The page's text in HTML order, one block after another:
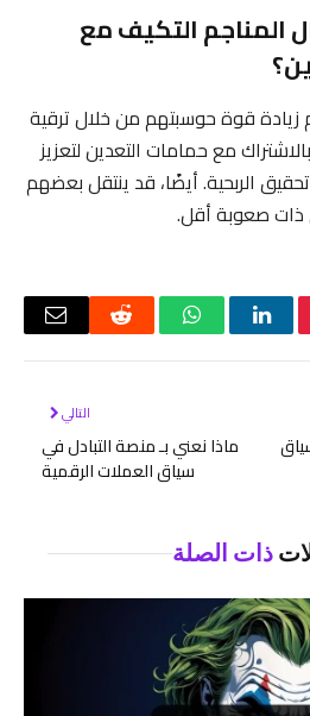
المناجم التكيف مع
زيادة قوة حوسبتهم من خلال ترقية
مع حمامات التعدين لتعزيز
الربحية. أيضًا، قد ينتقل بعضهم
ذات صعوبة أقل.
لينكدإن واتسابرديت
البريد
التالي
ماذا نعني بـ منصة التبادل في
سياق العملات الرقمية
ذات الصلة